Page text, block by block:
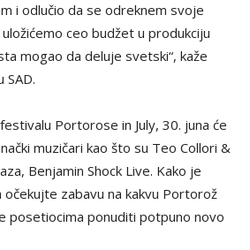
i odlučio da se odreknem svoje
ceo budžet u produkciju
mogao da deluje svetski“, kaže
SAD.
Portorose in July, 30. juna će
muzičari kao što su Teo Collori &
Benjamin Shock Live. Kako je
očekujte zabavu na kakvu Portorož
posetiocima ponuditi potpuno novo